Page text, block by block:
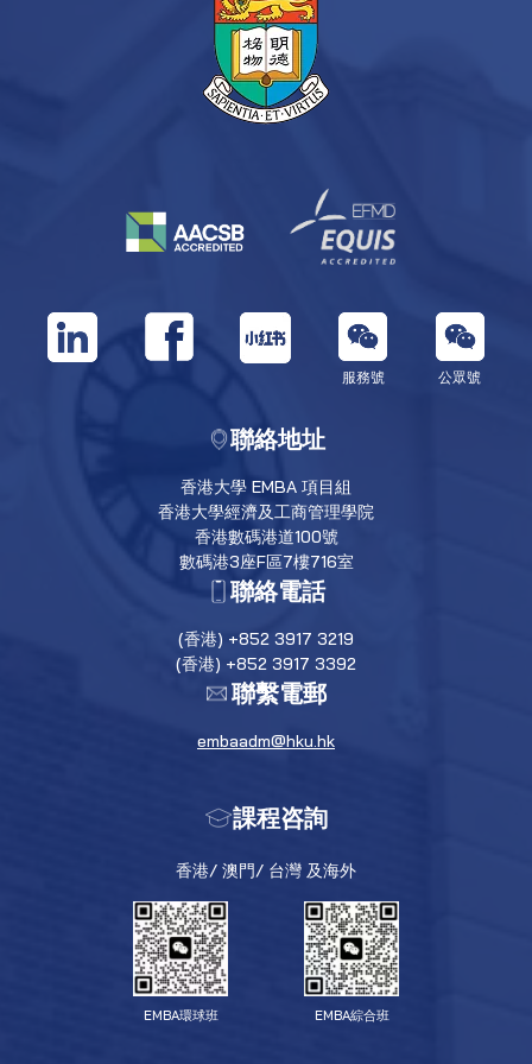
服務號 公眾號
聯絡地址
香港大學 EMBA 項目組
香港大學經濟及工商管理學院
香港數碼港道100號
數碼港3座F區7樓716室
聯絡電話
(香港) +852 3917 3219
(香港) +852 3917 3392
聯繫電郵
embaadm@hku.hk
課程咨詢
香港/ 澳門/ 台灣 及海外
EMBA環球班 EMBA綜合班